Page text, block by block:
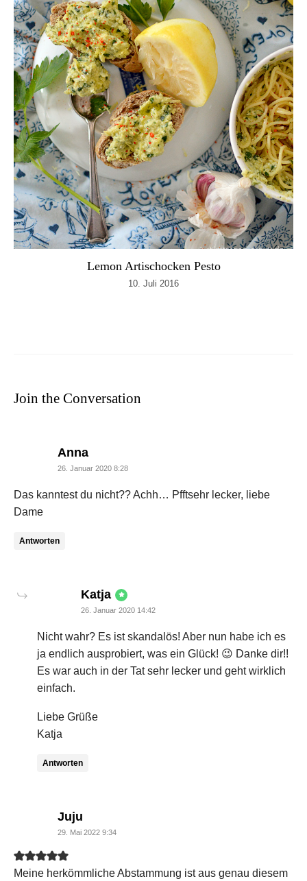
Lemon Artischocken Pesto
10. Juli 2016
Join the Conversation
Annasays:
26. Januar 2020 8:28
Das kanntest du nicht?? Achh… Pfftsehr lecker, liebe
Dame
Antworten
Katja says:
26. Januar 2020 14:42
Nicht wahr? Es ist skandalös! Aber nun habe ich es
ja endlich ausprobiert, was ein Glück! 😉 Danke dir!!
Es war auch in der Tat sehr lecker und geht wirklich
einfach.
Liebe Grüße
Katja
Antworten
Juju
29. Mai 2022 9:34
Meine herkömmliche Abstammung ist aus genau diesem